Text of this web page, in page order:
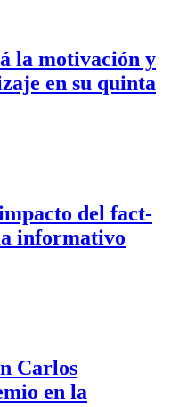
la motivación y
en su quinta
del fact-
informativo
Carlos
en la